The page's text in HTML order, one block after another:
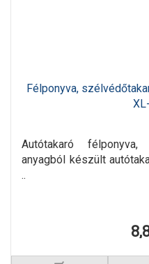
Félponyva,
Autótakaró
anyagból készült
..